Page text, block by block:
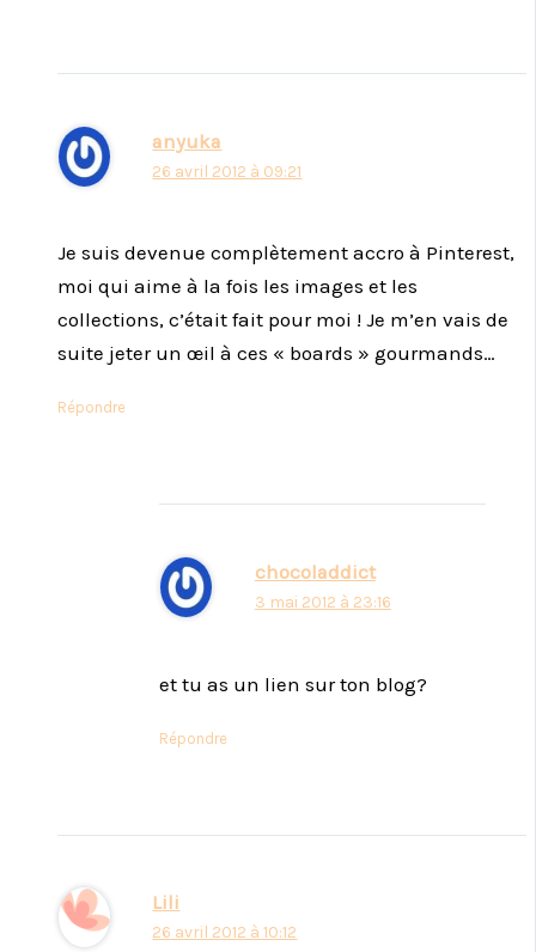
anyuka
26 avril 2012 à 09:21
Je suis devenue complètement accro à Pinterest,
moi qui aime à la fois les images et les
collections, c’était fait pour moi ! Je m’en vais de
suite jeter un œil à ces « boards » gourmands…
Répondre
chocoladdict
3 mai 2012 à 23:16
et tu as un lien sur ton blog?
Répondre
Lili
26 avril 2012 à 10:12